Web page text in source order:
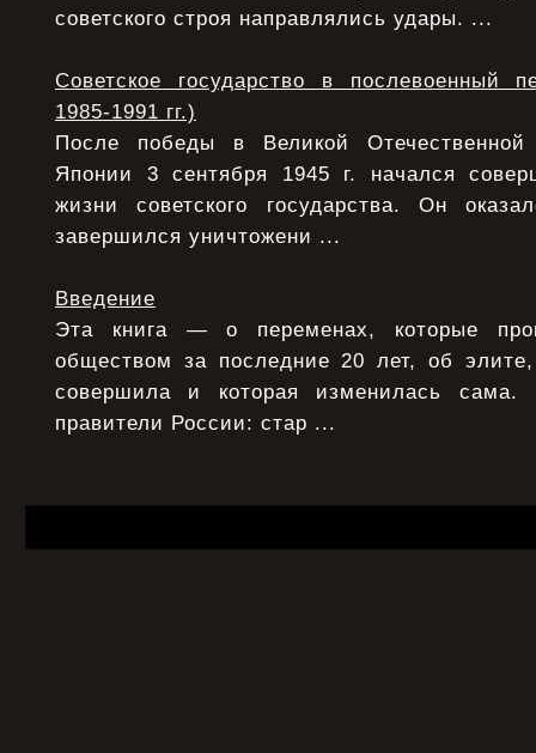
советского строя направлялись удары. ...
Советское государство в послевоенный
1985-1991 гг.)
После победы в Великой
Японии 3 сентября 1945 г. начался
жизни советского государства. Он
завершился уничтожени ...
Введение
Эта книга — о переменах, которые
обществом за последние 20 лет, об
совершила и которая изменилась
правители России: стар ...